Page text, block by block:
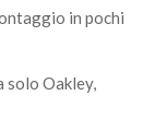
in pochi
solo Oakley,